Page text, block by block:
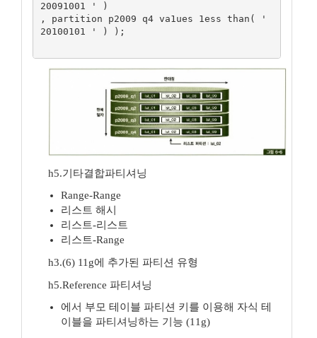
20091001 ' )
, partition p2009 q4 va1ues 1ess than( '
20100101 ' ) );
h5.기타결합파티셔닝
Range-Range
리스트 해시
리스트-리스트
리스트-Range
h3.(6) 11g에 추가된 파티션 유형
h5.Reference 파티셔닝
에서 부모 테이블 파티션 키를 이용해 자식 테
이블을 파티셔닝하는 기능 (11g)